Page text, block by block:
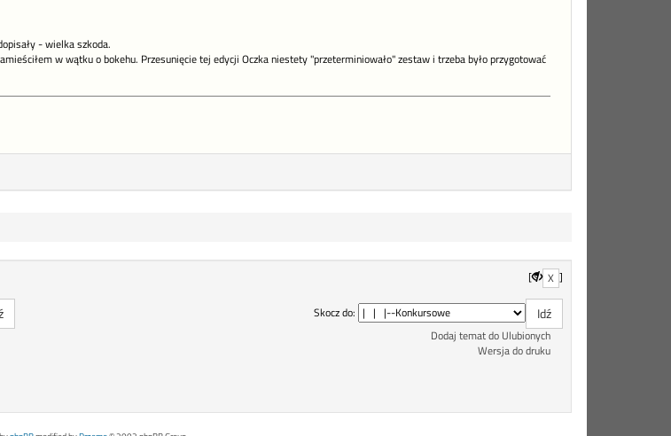
- wielka szkoda.
w wątku o bokehu. Przesunięcie tej edycji Oczka niestety "przeterminiowało" zestaw i trzeba było przygotować
[ X ]
Skocz do:
Dodaj temat do Ulubionych
Wersja do druku